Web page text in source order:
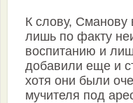
К слову, Сманову
лишь по факту
воспитанию и
добавили еще и
хотя они были
мучителя под